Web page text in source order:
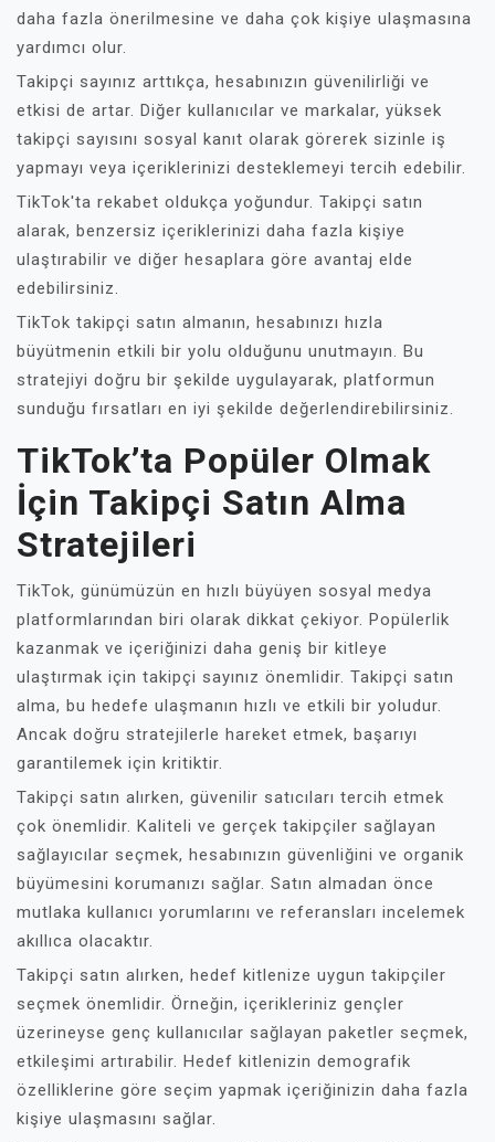
daha fazla önerilmesine ve daha çok kişiye ulaşmasına
yardımcı olur.
Takipçi sayınız arttıkça, hesabınızın güvenilirliği ve
etkisi de artar. Diğer kullanıcılar ve markalar, yüksek
takipçi sayısını sosyal kanıt olarak görerek sizinle iş
yapmayı veya içeriklerinizi desteklemeyi tercih edebilir.
TikTok'ta rekabet oldukça yoğundur. Takipçi satın
alarak, benzersiz içeriklerinizi daha fazla kişiye
ulaştırabilir ve diğer hesaplara göre avantaj elde
edebilirsiniz.
TikTok takipçi satın almanın, hesabınızı hızla
büyütmenin etkili bir yolu olduğunu unutmayın. Bu
stratejiyi doğru bir şekilde uygulayarak, platformun
sunduğu fırsatları en iyi şekilde değerlendirebilirsiniz.
TikTok’ta Popüler Olmak
İçin Takipçi Satın Alma
Stratejileri
TikTok, günümüzün en hızlı büyüyen sosyal medya
platformlarından biri olarak dikkat çekiyor. Popülerlik
kazanmak ve içeriğinizi daha geniş bir kitleye
ulaştırmak için takipçi sayınız önemlidir. Takipçi satın
alma, bu hedefe ulaşmanın hızlı ve etkili bir yoludur.
Ancak doğru stratejilerle hareket etmek, başarıyı
garantilemek için kritiktir.
Takipçi satın alırken, güvenilir satıcıları tercih etmek
çok önemlidir. Kaliteli ve gerçek takipçiler sağlayan
sağlayıcılar seçmek, hesabınızın güvenliğini ve organik
büyümesini korumanızı sağlar. Satın almadan önce
mutlaka kullanıcı yorumlarını ve referansları incelemek
akıllıca olacaktır.
Takipçi satın alırken, hedef kitlenize uygun takipçiler
seçmek önemlidir. Örneğin, içerikleriniz gençler
üzerineyse genç kullanıcılar sağlayan paketler seçmek,
etkileşimi artırabilir. Hedef kitlenizin demografik
özelliklerine göre seçim yapmak içeriğinizin daha fazla
kişiye ulaşmasını sağlar.